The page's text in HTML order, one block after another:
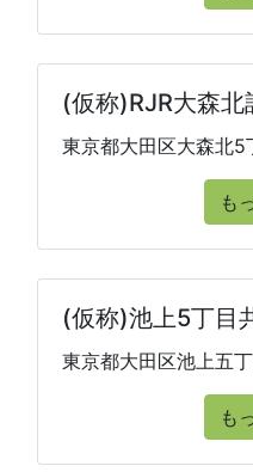
(仮称)RJR大森北
東京都大田区大森北5
も
(仮称)池上5丁目
東京都大田区池上五
も